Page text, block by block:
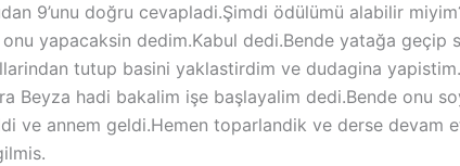
9’unu doğru cevapladi.Şimdi ödülümü alabilir
yapacaksin dedim.Kabul dedi.Bende yatağa
tutup basini yaklastirdim ve dudagina
Beyza hadi bakalim işe başlayalim dedi.Bende onu
ve annem geldi.Hemen toparlandik ve derse